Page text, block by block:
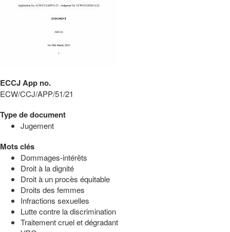
ECCJ App no.
ECW/CCJ/APP/51/21
Type de document
Jugement
Mots clés
Dommages-intérêts
Droit à la dignité
Droit à un procès équitable
Droits des femmes
Infractions sexuelles
Lutte contre la discrimination
Traitement cruel et dégradant